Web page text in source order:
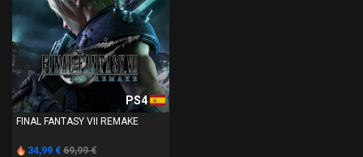
PS4
FINAL FANTASY VII REMAKE
34,99 € 69,99 €